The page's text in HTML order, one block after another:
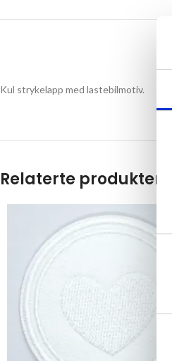
Kul strykelapp med lastebilmotiv.
Relaterte produkter